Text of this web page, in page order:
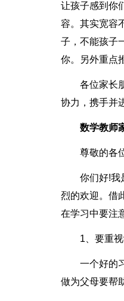
让孩子感到你
容。其实宽容
子，不能孩子
你。另外重点
各位家长
协力，携手并
数学教师
尊敬的各
你们好!我
烈的欢迎。借
在学习中要注
1、要重
一个好的
做为父母要帮